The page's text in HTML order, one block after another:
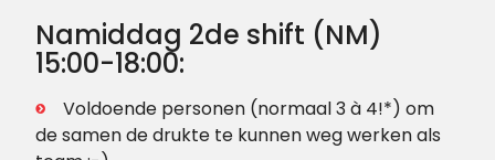
Namiddag 2de shift (NM)
15:00-18:00:
Voldoende personen (normaal 3 à 4!*) om
de samen de drukte te kunnen weg werken als